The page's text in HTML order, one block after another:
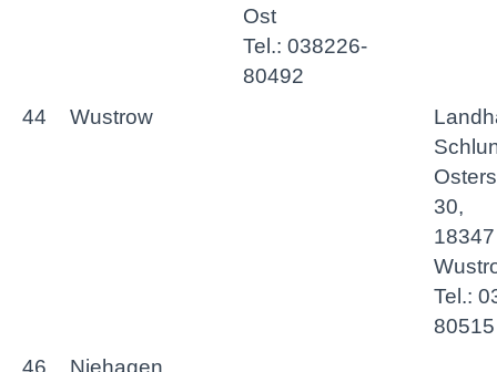
Ost
Tel.: 038226-
80492
44
Wustrow
30,
18347
Tel.:
80515